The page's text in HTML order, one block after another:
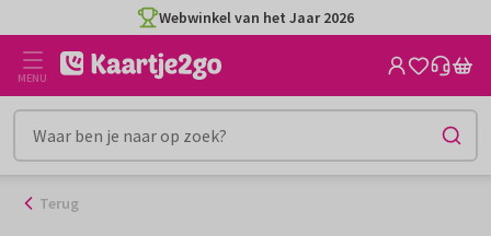
naar
inhoud
Webwinkel van het Jaar 2026
MENU
Terug